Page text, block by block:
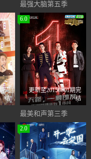
最强大脑第五季
完
结
6.0
更新至20150801期完
结
最美和声第三季
2.0